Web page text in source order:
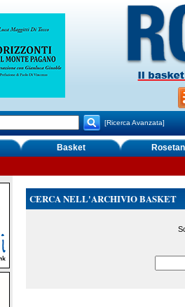
[Ricerca Avanzata]
Basket
CERCA NELL'ARCHIVIO BASKET